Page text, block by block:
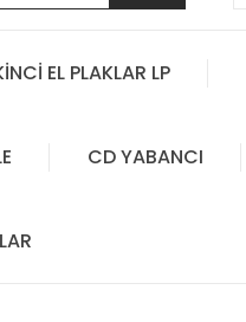
EL PLAKLAR LP
CD YABANCI